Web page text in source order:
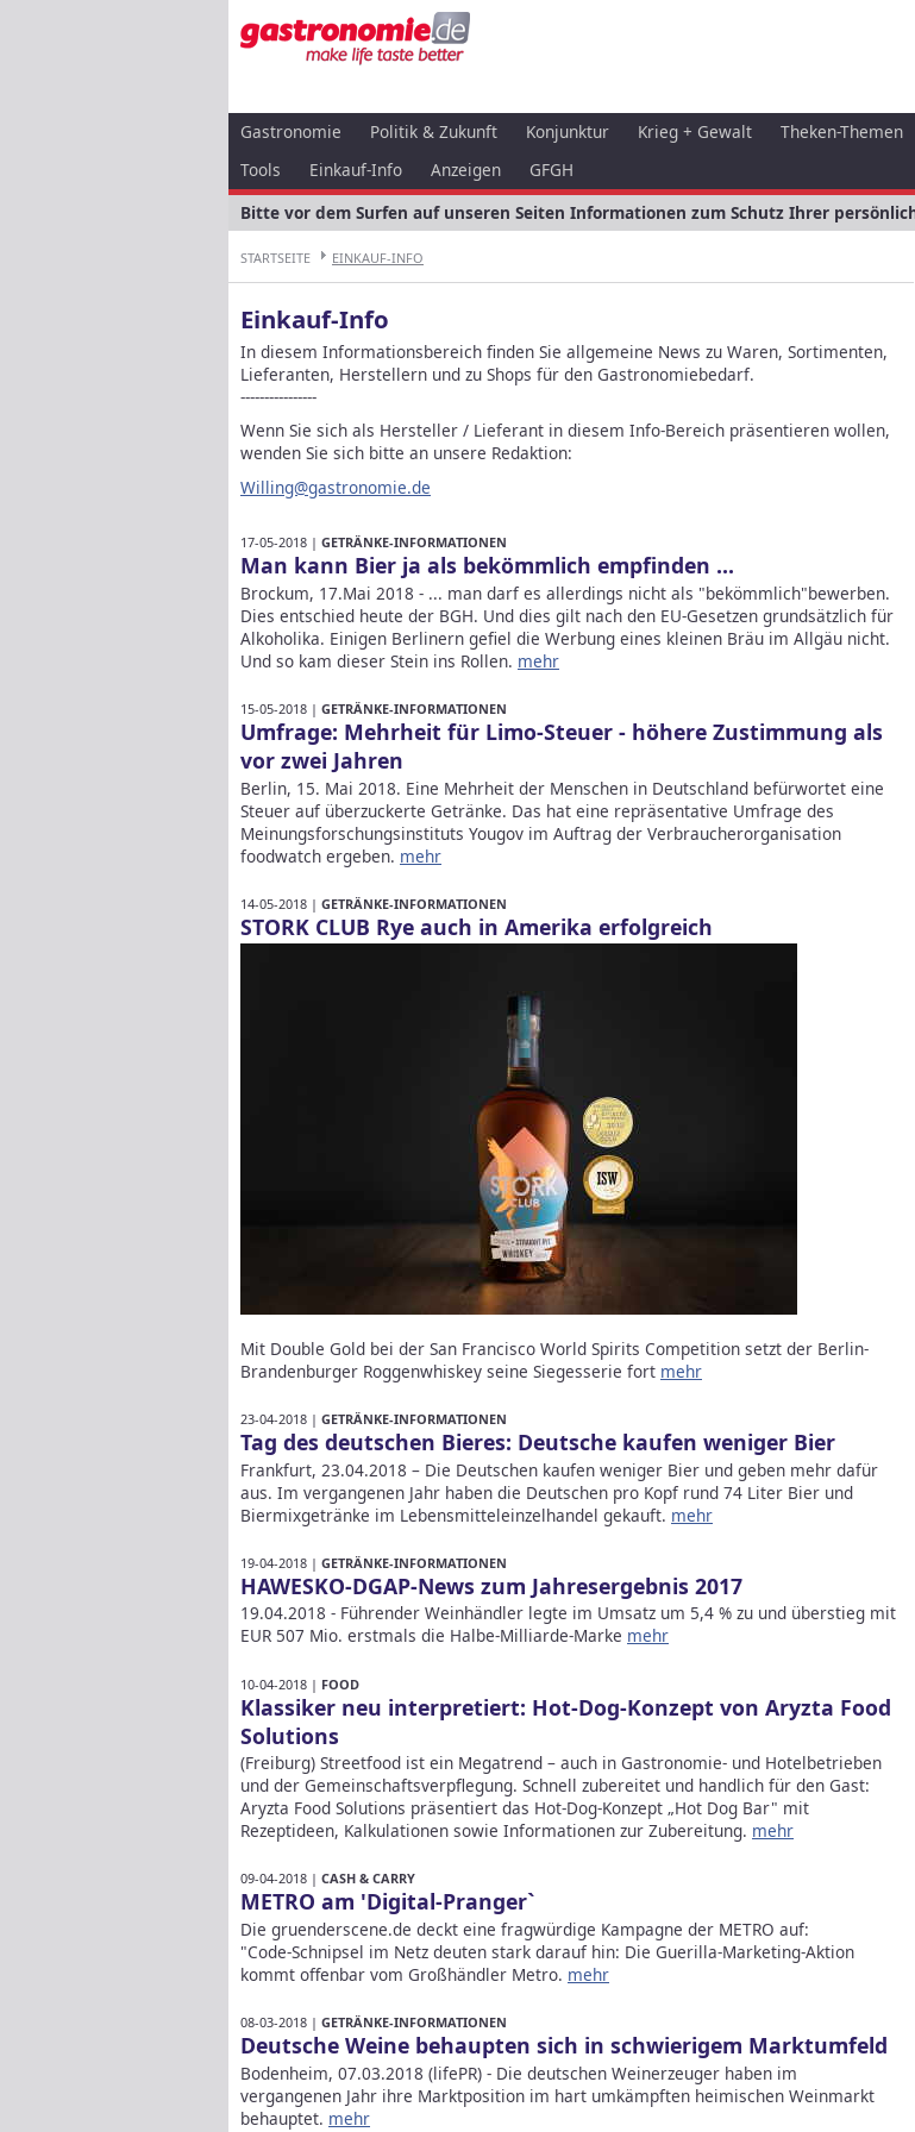
Gastronomie Politik & Zukunft Konjunktur Krieg + Gewalt Theken-Themen
Tools
Einkauf-Info Anzeigen
GFGH
Bitte vor dem Surfen auf unseren Seiten Informationen zum Schutz Ihrer
STARTSEITE EINKAUF-INFO
Einkauf-Info
In diesem Informationsbereich finden Sie allgemeine News zu Waren, Sortimenten,
Lieferanten, Herstellern und zu Shops für den Gastronomiebedarf.
----------------
Wenn Sie sich als Hersteller / Lieferant in diesem Info-Bereich präsentieren wollen,
wenden Sie sich bitte an unsere Redaktion:
Willing@gastronomie.de
17-05-2018 | GETRÄNKE-INFORMATIONEN
Man kann Bier ja als bekömmlich empfinden ...
Brockum, 17.Mai 2018 - ... man darf es allerdings nicht als "bekömmlich"bewerben.
Dies entschied heute der BGH. Und dies gilt nach den EU-Gesetzen grundsätzlich für
Alkoholika. Einigen Berlinern gefiel die Werbung eines kleinen Bräu im Allgäu nicht.
Und so kam dieser Stein ins Rollen. mehr
15-05-2018 | GETRÄNKE-INFORMATIONEN
Umfrage: Mehrheit für Limo-Steuer - höhere Zustimmung als
vor zwei Jahren
Berlin, 15. Mai 2018. Eine Mehrheit der Menschen in Deutschland befürwortet eine
Steuer auf überzuckerte Getränke. Das hat eine repräsentative Umfrage des
Meinungsforschungsinstituts Yougov im Auftrag der Verbraucherorganisation
foodwatch ergeben. mehr
14-05-2018 | GETRÄNKE-INFORMATIONEN
STORK CLUB Rye auch in Amerika erfolgreich
Mit Double Gold bei der San Francisco World Spirits Competition setzt der Berlin-
Brandenburger Roggenwhiskey seine Siegesserie fort mehr
23-04-2018 | GETRÄNKE-INFORMATIONEN
Tag des deutschen Bieres: Deutsche kaufen weniger Bier
Frankfurt, 23.04.2018 – Die Deutschen kaufen weniger Bier und geben mehr dafür
aus. Im vergangenen Jahr haben die Deutschen pro Kopf rund 74 Liter Bier und
Biermixgetränke im Lebensmitteleinzelhandel gekauft. mehr
19-04-2018 | GETRÄNKE-INFORMATIONEN
HAWESKO-DGAP-News zum Jahresergebnis 2017
19.04.2018 - Führender Weinhändler legte im Umsatz um 5,4 % zu und überstieg mit
EUR 507 Mio. erstmals die Halbe-Milliarde-Marke mehr
10-04-2018 | FOOD
Klassiker neu interpretiert: Hot-Dog-Konzept von Aryzta Food
Solutions
(Freiburg) Streetfood ist ein Megatrend – auch in Gastronomie- und Hotelbetrieben
und der Gemeinschaftsverpflegung. Schnell zubereitet und handlich für den Gast:
Aryzta Food Solutions präsentiert das Hot-Dog-Konzept „Hot Dog Bar" mit
Rezeptideen, Kalkulationen sowie Informationen zur Zubereitung. mehr
09-04-2018 | CASH & CARRY
METRO am 'Digital-Pranger`
Die gruenderscene.de deckt eine fragwürdige Kampagne der METRO auf:
"Code-Schnipsel im Netz deuten stark darauf hin: Die Guerilla-Marketing-Aktion
kommt offenbar vom Großhändler Metro. mehr
08-03-2018 | GETRÄNKE-INFORMATIONEN
Deutsche Weine behaupten sich in schwierigem Marktumfeld
Bodenheim, 07.03.2018 (lifePR) - Die deutschen Weinerzeuger haben im
vergangenen Jahr ihre Marktposition im hart umkämpften heimischen Weinmarkt
behauptet. mehr